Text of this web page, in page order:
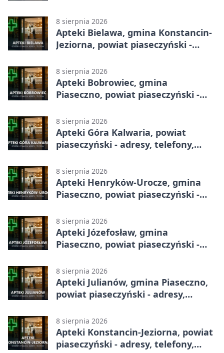
8 sierpnia 2026
Apteki Bielawa, gmina Konstancin-
Jeziorna, powiat piaseczyński -
8 sierpnia 2026
Apteki Bobrowiec, gmina
Piaseczno, powiat piaseczyński -
8 sierpnia 2026
Apteki Góra Kalwaria, powiat
piaseczyński - adresy, telefony,
8 sierpnia 2026
Apteki Henryków-Urocze, gmina
Piaseczno, powiat piaseczyński -
8 sierpnia 2026
Apteki Józefosław, gmina
Piaseczno, powiat piaseczyński -
8 sierpnia 2026
Apteki Julianów, gmina Piaseczno,
powiat piaseczyński - adresy,
8 sierpnia 2026
Apteki Konstancin-Jeziorna, powiat
piaseczyński - adresy, telefony,